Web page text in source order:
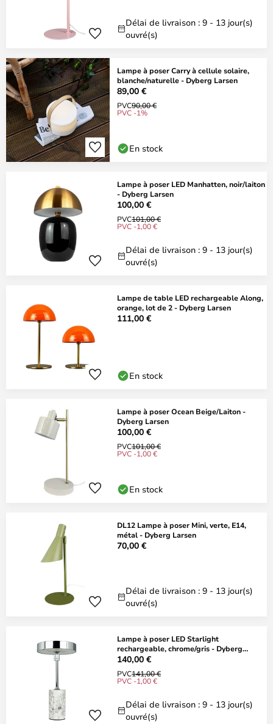
Délai de livraison : 9 - 13 jour(s)
ouvré(s)
Lampe à poser Carry à cellule solaire,
blanche/naturelle - Dyberg Larsen
89,00 €
PVC90,00 €
PVC -1%
En stock
Lampe à poser LED Manhatten, noir/laiton
- Dyberg Larsen
100,00 €
PVC101,00 €
PVC -1,00 €
Délai de livraison : 9 - 13 jour(s)
ouvré(s)
Lampe de table LED rechargeable Along,
orange, lot de 2 - Dyberg Larsen
111,00 €
En stock
Lampe à poser Ocean Beige/Laiton -
Dyberg Larsen
100,00 €
PVC101,00 €
PVC -1,00 €
En stock
DL12 Lampe à poser Mini, verte, E14,
métal - Dyberg Larsen
70,00 €
Délai de livraison : 9 - 13 jour(s)
ouvré(s)
Lampe à poser LED Starlight
rechargeable, chrome/gris - Dyberg
Larsen
140,00 €
PVC141,00 €
PVC -1,00 €
Délai de livraison : 9 - 13 jour(s)
ouvré(s)